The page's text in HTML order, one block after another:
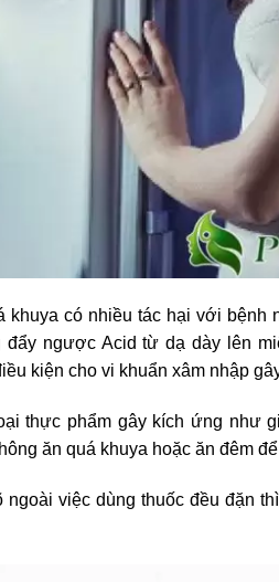
khuya có nhiều tác hại với
ngược Acid từ dạ dày lên
kiện cho vi khuẩn xâm nhập
thực phẩm gây kích ứng như
ăn quá khuya hoặc ăn đêm
ngoài việc dùng thuốc đều đặn